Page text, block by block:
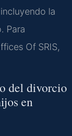
la
Para
Of SRIS,
del divorcio
en